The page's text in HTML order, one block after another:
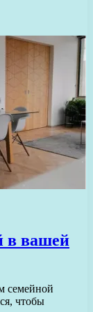
в вашей
семейной
чтобы